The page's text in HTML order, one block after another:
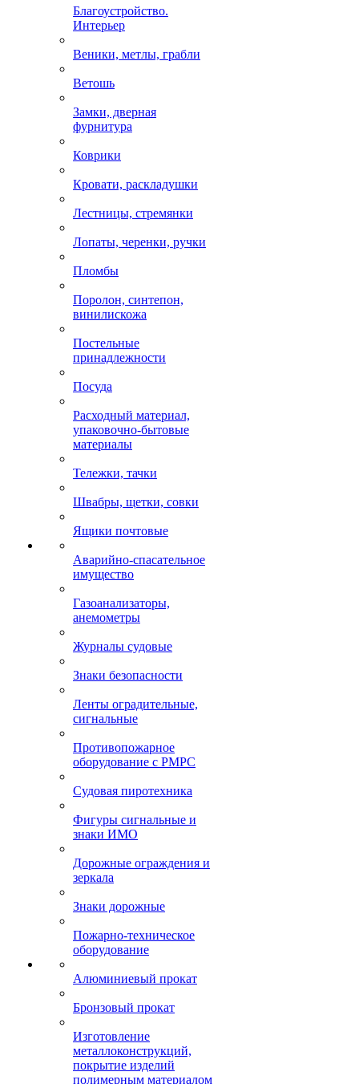
Благоустройство.
Интерьер
Веники, метлы, грабли
Ветошь
Замки, дверная
фурнитура
Коврики
Кровати, раскладушки
Лестницы, стремянки
Лопаты, черенки, ручки
Пломбы
Поролон, синтепон,
винилискожа
Постельные
принадлежности
Посуда
Расходный материал,
упаковочно-бытовые
материалы
Тележки, тачки
Швабры, щетки, совки
Ящики почтовые
Аварийно-спасательное
имущество
Газоанализаторы,
анемометры
Журналы судовые
Знаки безопасности
Ленты оградительные,
сигнальные
Противопожарное
оборудование с РМРС
Судовая пиротехника
Фигуры сигнальные и
знаки ИМО
Дорожные ограждения и
зеркала
Знаки дорожные
Пожарно-техническое
оборудование
Алюминиевый прокат
Бронзовый прокат
Изготовление
металлоконструкций,
покрытие изделий
полимерным материалом